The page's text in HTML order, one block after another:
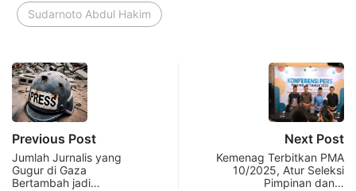
Sudarnoto Abdul Hakim
Previous Post
Jumlah Jurnalis yang
Gugur di Gaza
Bertambah jadi…
Next Post
Kemenag Terbitkan PMA
10/2025, Atur Seleksi
Pimpinan dan…